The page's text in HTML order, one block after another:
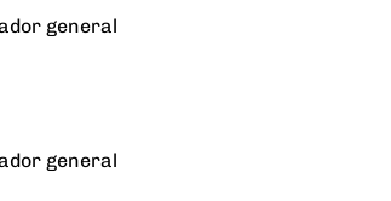
general
general